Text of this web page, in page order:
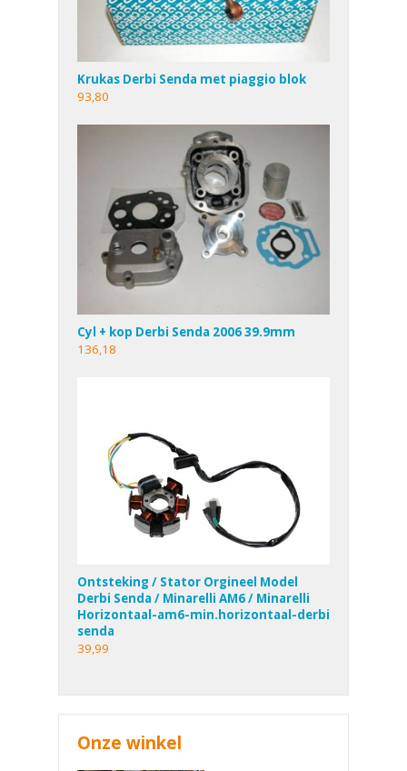
Krukas Derbi Senda met piaggio blok
93,80
Cyl + kop Derbi Senda 2006 39.9mm
136,18
Ontsteking / Stator Orgineel Model
Derbi Senda / Minarelli AM6 / Minarelli
Horizontaal-am6-min.horizontaal-derbi
senda
39,99
Onze winkel